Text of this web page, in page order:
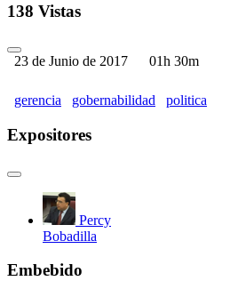
138 Vistas
23 de Junio de 2017 01h 30m
gerencia gobernabilidad politica
Expositores
Percy
Bobadilla
Embebido